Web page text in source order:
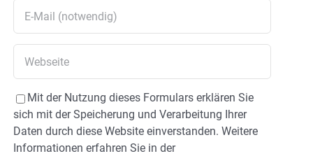
Mit der Nutzung dieses Formulars erklären Sie
sich mit der Speicherung und Verarbeitung Ihrer
Daten durch diese Website einverstanden. Weitere
Informationen erfahren Sie in der